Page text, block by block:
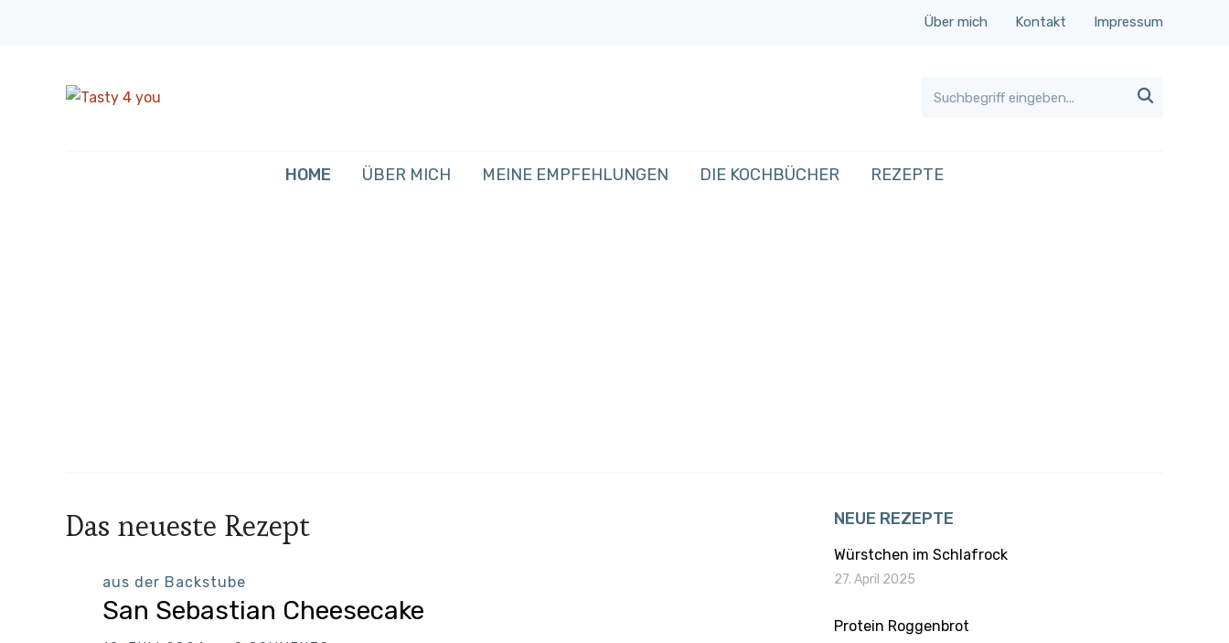
Über mich Kontakt Impressum

HOME ÜBER MICH MEINE EMPFEHLUNGEN DIE KOCHBÜCHER REZEPTE
Das neueste Rezept
aus der Backstube
San Sebastian Cheesecake
NEUE REZEPTE
Würstchen im Schlafrock
27. April 2025
Protein Roggenbrot